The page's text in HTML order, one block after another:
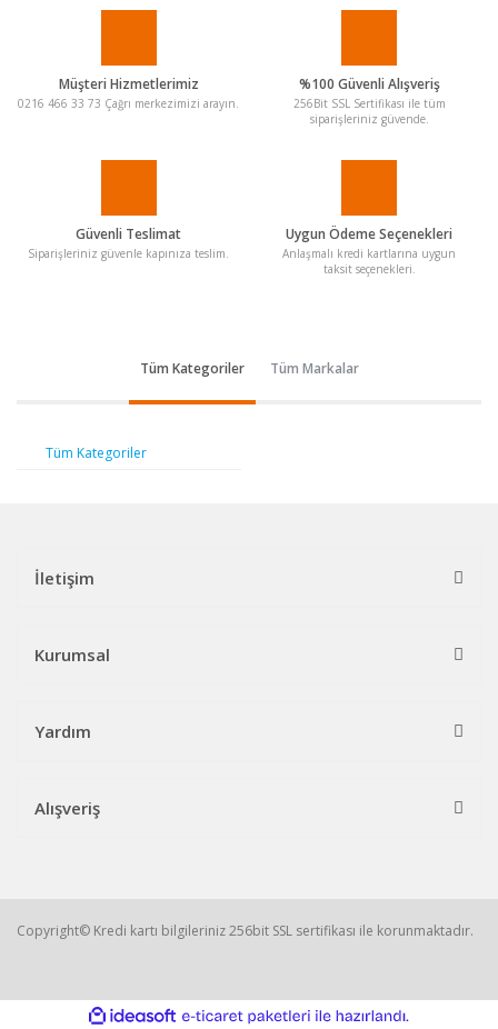
Müşteri Hizmetlerimiz
0216 466 33 73 Çağrı merkezimizi arayın.
%100 Güvenli Alışveriş
256Bit SSL Sertifikası ile tüm
siparişleriniz güvende.
Güvenli Teslimat
Siparişleriniz güvenle kapınıza teslim.
Uygun Ödeme Seçenekleri
Anlaşmalı kredi kartlarına uygun
taksit seçenekleri.
Tüm Kategoriler Tüm Markalar
Tüm Kategoriler
İletişim
Kurumsal
Yardım
Alışveriş
Copyright© Kredi kartı bilgileriniz 256bit SSL sertifikası ile korunmaktadır.
ideasoft
e-